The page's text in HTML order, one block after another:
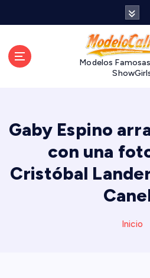
Modelos
Gaby Espino
con una
Cristóbal
Inicio